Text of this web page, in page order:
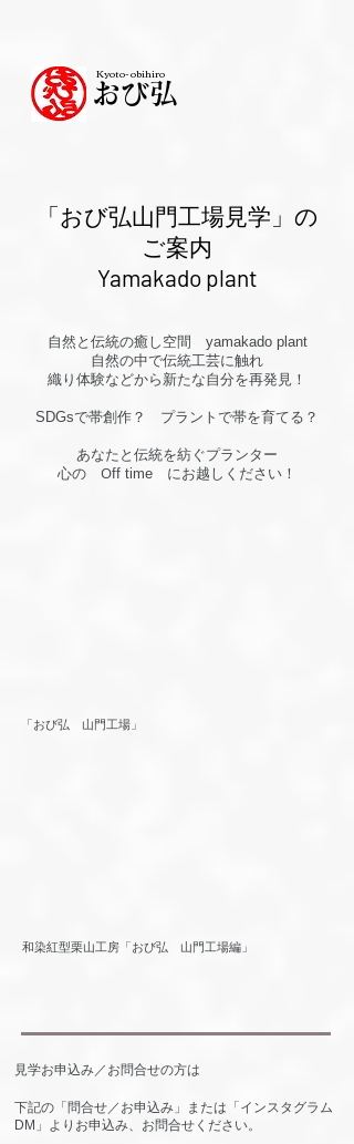
おび弘
Kyoto- obihiro
「​おび弘山門工場見学」の
ご案内
Yamakado plant
自然と伝統の癒し空間 yamakado plant
自然の中で伝統工芸に触れ
織り体験などから新たな自分を再発見！
SDGsで帯創作？ プラントで帯を育てる？
あなたと伝統を紡ぐプランター
​心の ​ Off time にお越しください！​​
「おび弘 山門工場」
和染紅型栗山工房「おび弘 山門工場編」
見学お申込み／お問合せの方は
下記の「問合せ／お申込み」または「インスタグラム
DM」よりお申込み、お問合せください。